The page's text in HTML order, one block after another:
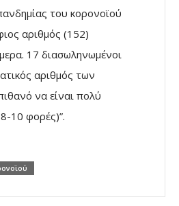
του κορονοϊού
αριθμός (152)
17 διασωληνωμένοι
αριθμός των
να είναι πολύ
10 φορές)”.